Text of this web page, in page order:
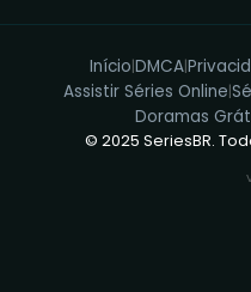
Início|DMCA|
Assistir Séries Online|
Doramas
© 2025 SeriesBR.